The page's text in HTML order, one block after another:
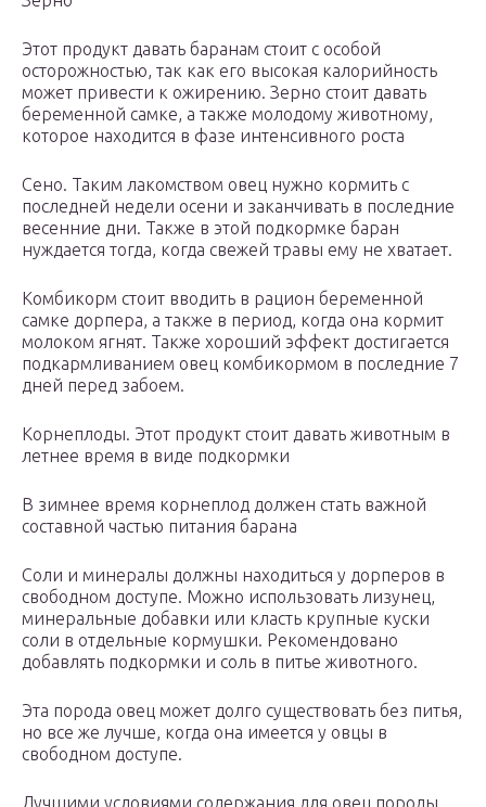
Этот продукт давать баранам стоит с особой
осторожностью, так как его высокая калорийность
может привести к ожирению. Зерно стоит давать
беременной самке, а также молодому животному,
которое находится в фазе интенсивного роста
Сено. Таким лакомством овец нужно кормить с
последней недели осени и заканчивать в последние
весенние дни. Также в этой подкормке баран
нуждается тогда, когда свежей травы ему не хватает.
Комбикорм стоит вводить в рацион беременной
самке дорпера, а также в период, когда она кормит
молоком ягнят. Также хороший эффект достигается
подкармливанием овец комбикормом в последние 7
дней перед забоем.
Корнеплоды. Этот продукт стоит давать животным в
летнее время в виде подкормки
В зимнее время корнеплод должен стать важной
составной частью питания барана
Соли и минералы должны находиться у дорперов в
свободном доступе. Можно использовать лизунец,
минеральные добавки или класть крупные куски
соли в отдельные кормушки. Рекомендовано
добавлять подкормки и соль в питье животного.
Эта порода овец может долго существовать без питья,
но все же лучше, когда она имеется у овцы в
свободном доступе.
Лучшими условиями содержания для овец породы